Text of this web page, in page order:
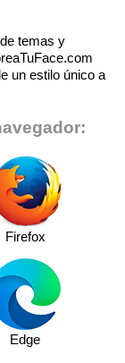
temas y
un estilo único a
Firefox
Edge